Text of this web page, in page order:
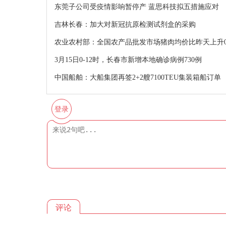
东莞子公司受疫情影响暂停产 蓝思科技拟五措施应对
吉林长春：加大对新冠抗原检测试剂盒的采购
农业农村部：全国农产品批发市场猪肉均价比昨天上升
3月15日0-12时，长春市新增本地确诊病例730例
中国船舶：大船集团再签2+2艘7100TEU集装箱船订单
登录
评论